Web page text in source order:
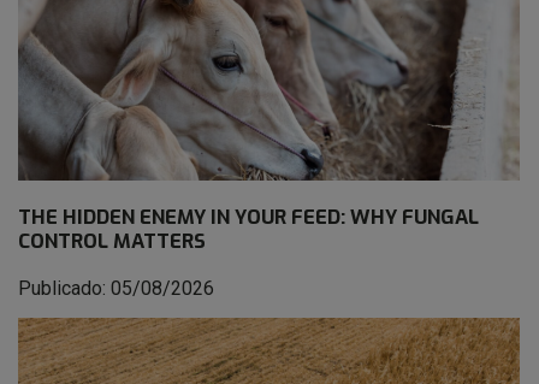
THE HIDDEN ENEMY IN YOUR FEED: WHY FUNGAL
CONTROL MATTERS
Publicado: 05/08/2026